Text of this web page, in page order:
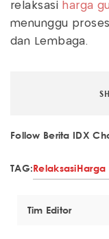
relaksasi harga
menunggu
dan Lembaga.
Follow Berita IDX
TAG:RelaksasiHarga
Tim Editor